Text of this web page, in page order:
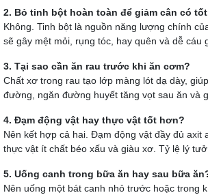
2. Bỏ tinh bột hoàn toàn để giảm cân có
Không. Tinh bột là nguồn năng lượng chính
sẽ gây mệt mỏi, rụng tóc, hay quên và dễ cáu
3. Tại sao cần ăn rau trước khi ăn cơm?
Chất xơ trong rau tạo lớp màng lót dạ dày,
đường, ngăn đường huyết tăng vọt sau ăn và
4. Đạm động vật hay thực vật tốt hơn?
Nên kết hợp cả hai. Đạm động vật đầy đủ axit
thực vật ít chất béo xấu và giàu xơ. Tỷ lệ lý
5. Uống canh trong bữa ăn hay sau bữa
Nên uống một bát canh nhỏ trước hoặc trong